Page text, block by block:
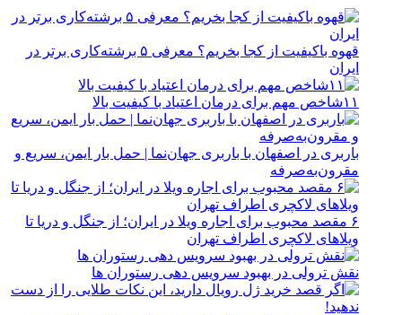
قهوه باکیفیت از کجا بخریم؟ معرفی ۵ برشته‌کاری برتر در
ایران
۱۱شاخص مهم برای درمان اعتیاد با کیفیت بالا
باربری در اصفهان با باربری جهان‌نما | حمل بار ایمن، سریع و
مقرون‌به‌صرفه
۶ مقصد محبوب برای اجاره ویلا در ایران؛ از جنگل و دریا تا
ویلاهای لاکچری اطراف تهران
نقش ترولی در بهبود سرویس دهی رستوران ها